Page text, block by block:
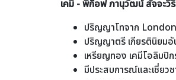
เคมี - พี่ก๊อฟ ภานุวัฒน์ สัจจะวิ
ปริญญาโทจาก
ปริญญาตรี เกียรตินิยมอั
เหรียญทอง เคมีโอลิมปิ
มีประสบการณ์และเชี่ยว